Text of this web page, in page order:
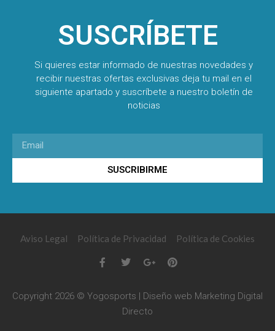
SUSCRÍBETE
Si quieres estar informado de nuestras novedades y
recibir nuestras ofertas exclusivas deja tu mail en el
siguiente apartado y suscríbete a nuestro boletín de
noticias
SUSCRIBIRME
Aviso Legal Política de Privacidad Política de Cookies
Copyright 2026 © Yogosports | Diseño web Marketing Digital
Directo